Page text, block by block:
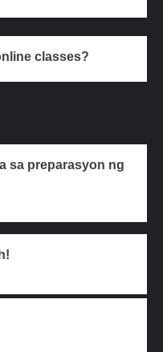
classes?
sa preparasyon ng